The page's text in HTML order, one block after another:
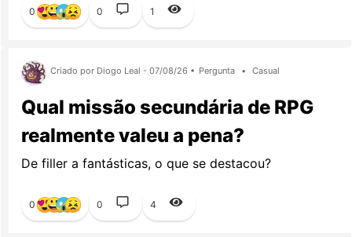
0 0 1
Criado por Diogo Leal - 07/08/26 • Pergunta • Casual
Qual missão secundária de RPG
realmente valeu a pena?
De filler a fantásticas, o que se destacou?
0 0 4